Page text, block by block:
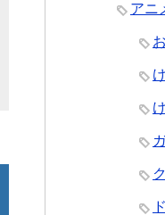
アニ